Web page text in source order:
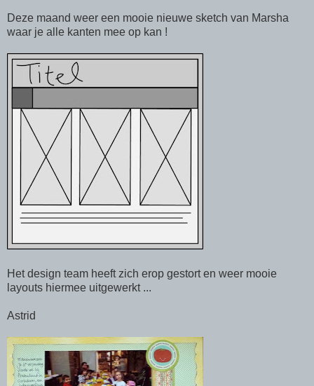
Deze maand weer een mooie nieuwe sketch van Marsha
waar je alle kanten mee op kan !
Het design team heeft zich erop gestort en weer mooie
layouts hiermee uitgewerkt ...
Astrid